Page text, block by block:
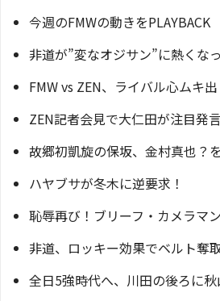
今週のFMWの動きをPLAYBACK
非道が”変なオジサン”に熱くな
FMW vs ZEN、ライバル心ムキ出
ZEN記者会見で大仁田が注目発
故郷初凱旋の保坂、金村真也？
ハヤブサが冬木に逆要求！
恥辱再び！ブリーフ・カメラマ
非道、ロッキー効果でベルト奪
全日5強時代へ、川田の後ろに秋